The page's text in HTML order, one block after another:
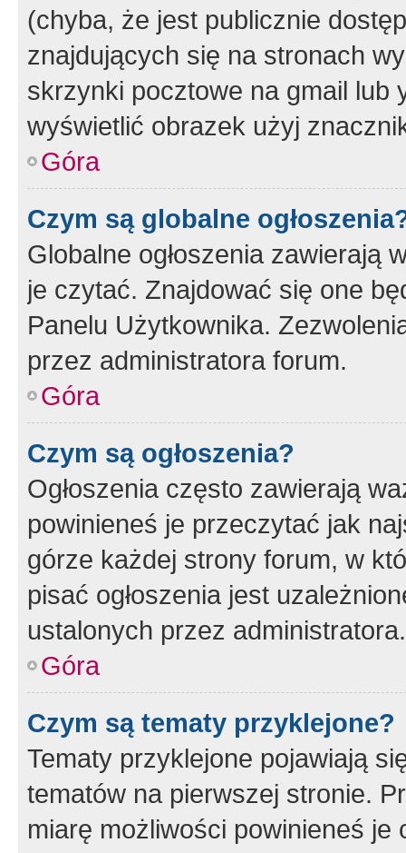
(chyba, że jest publicznie
znajdujących się na stronach
skrzynki pocztowe na gmail lub
wyświetlić obrazek użyj
Góra
Czym są globalne
Globalne ogłoszenia zawierają
je czytać. Znajdować się one
Panelu Użytkownika.
przez administratora forum.
Góra
Czym są ogłoszenia?
Ogłoszenia często zawierają
powinieneś je przeczytać jak
górze każdej strony forum, w
pisać ogłoszenia jest
ustalonych przez administratora.
Góra
Czym są tematy przyklejone?
Tematy przyklejone pojawiają
tematów na pierwszej stronie.
miarę możliwości powinieneś je